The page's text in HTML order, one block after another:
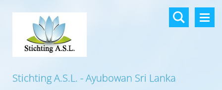
Stichting A.S.L. - Ayubowan Sri Lanka